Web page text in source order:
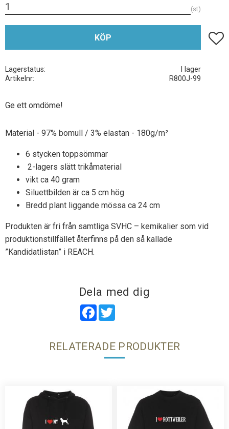
st
KÖP Lägg
Lagerstatus
I lager
Artikelnr
R800J-99
Ge ett omdöme!
Material - 97% bomull / 3% elastan - 180g/m²
6 stycken toppsömmar
2-lagers slätt trikåmaterial
vikt ca 40 gram
Siluettbilden är ca 5 cm hög
Bredd plant liggande mössa ca 24 cm
Produkten är fri från samtliga SVHC – kemikalier som vid
produktionstillfället återfinns på den så kallade
”Kandidatlistan” i REACH.
Dela med dig
Facebook
RELATERADE PRODUKTER